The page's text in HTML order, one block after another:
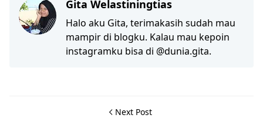
Gita Welastiningtias
Halo aku Gita, terimakasih sudah mau
mampir di blogku. Kalau mau kepoin
instagramku bisa di @dunia.gita.
Next Post